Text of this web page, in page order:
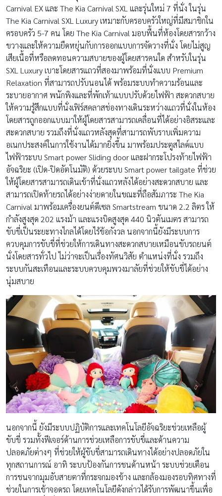
Carnival EX และ The Kia Carnival SXL และรุ่นใหม่ 7 ที่นั่ง ในรุ่น
The Kia Carnival SXL Luxury เหมาะกับครอบครัวใหญ่ที่มีสมาชิกใน
ครอบครัว 5-7 คน โดย The Kia Carnival มอบพื้นที่ห้องโดยสารกว้าง
ขวางและให้ความยืดหยุ่นกับการออกแบบการจัดวางที่นั่ง โดยไม่สูญ
เสียเนื้อที่หรือลดทอนความสบายของผู้โดยสารคนใด สำหรับในรุ่น
SXL Luxury เบาะโดยสารแถวที่สองมาพร้อมที่นั่งแบบ Premium
Relaxation ที่สามารถปรับนอนได้ พร้อมระบบทำความร้อนและ
ระบายอากาศ พนักพิงและที่พักเท้าแบบปรับด้วยไฟฟ้า สะดวกสบาย
ให้ความรู้สึกแบบที่นั่งเฟิร์สคลาสช่องทางเดินระหว่างแถวที่นั่งในห้อง
โดยสารถูกออกแบบมาให้ผู้โดยสารสามารถเคลื่อนที่ได้อย่างอิสระและ
สะดวกสบาย รวมถึงที่นั่งแถวหลังสุดที่สามารถพับราบเพิ่มความ
อเนกประสงค์ในการใช้งานได้มากยิ่งขึ้น มาพร้อมประตูสไลด์แบบ
ไฟฟ้าระบบ Smart power Sliding door และฝากระโปรงท้ายไฟฟ้า
อัจฉริยะ (เปิด-ปิดอัตโนมัติ) ด้วยระบบ Smart power tailgate ที่ช่วย
ให้ผู้โดยสารสามารถเดินเข้าที่นั่งแถวหลังได้อย่างสะดวกสบาย และ
สามารถเปิดท้ายรถได้อย่างง่ายดายในขณะที่ถือสัมภาระ The Kia
Carnival มาพร้อมเครื่องยนต์ดีเซล Smartstream ขนาด 2.2 ลิตร ให้
กำลังสูงสุด 202 แรงม้า และแรงบิดสูงสุด 440 นิวตันเมตร สามารถ
ขับขี่เป็นระยะทางไกลได้โดยไร้ข้อกังวล นอกจากนี้ยังมีระบบการ
ควบคุมการขับขี่ที่ช่วยให้การเดินทางสะดวกสบายเหมือนขับรถยนต์
นั่งโดยสารทั่วไป ไม่ว่าจะเป็นเรื่องทัศนวิสัย ตำแหน่งที่นั่ง รวมถึง
ระบบกันสะเทือนและระบบควบคุมพวงมาลัยที่ช่วยให้ขับขี่ได้อย่าง
นุ่มสบาย
นอกจากนี้ ยังมีระบบปฏิบัติการและเทคโนโลยีอัจฉริยะช่วยเหลือผู้
ขับขี่ รวมทั้งฟีเจอร์ด้านการช่วยเหลือการขับขี่และด้านความ
ปลอดภัยต่างๆ ที่ช่วยให้ผู้ขับขี่สามารถเดินทางได้อย่างปลอดภัยใน
ทุกสถานการณ์ อาทิ ระบบป้องกันการชนด้านหน้า ระบบช่วยเตือน
การชนจากมุมอับสายตาที่กระจกมองข้าง และกล้องมองรอบทิศทางที่
ช่วยในการเข้าจอดรถ โดยเทคโนโลยีดังกล่าวได้รับการพัฒนาขึ้นเพื่อ